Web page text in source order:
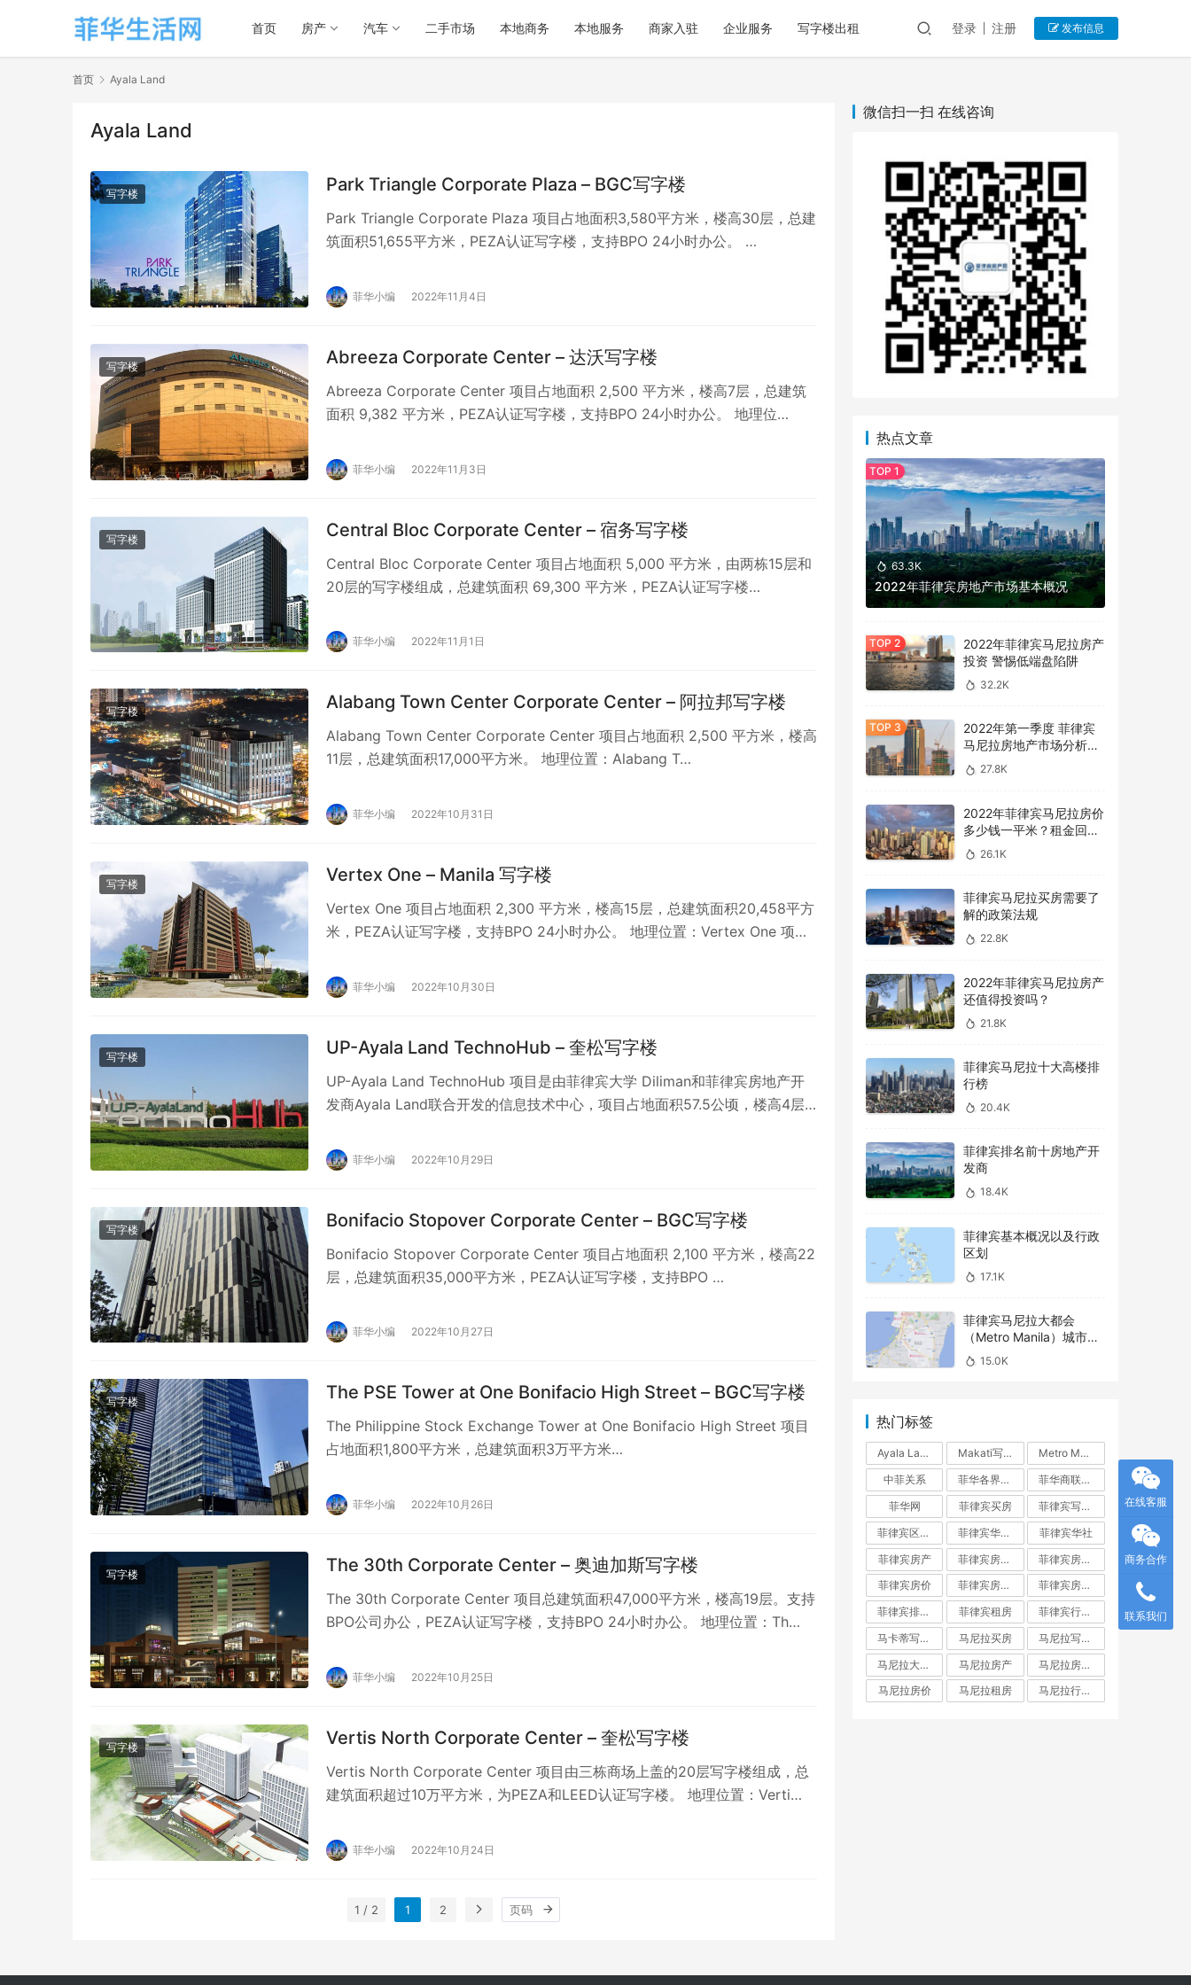
首页 房产 汽车 二手市场 本地商务 本地服务 商家入驻 企业服务 写字楼出租 登录 注册 发布信息
首页 Ayala Land
Ayala Land
写字楼 Park Triangle Corporate Plaza – BGC写字楼
Park Triangle Corporate Plaza 项目占地面积3,580平方米，楼高30层，总建
筑面积51,655平方米，PEZA认证写字楼，支持BPO 24小时办公。 …
菲华小编 2022年11月4日
写字楼 Abreeza Corporate Center – 达沃写字楼
Abreeza Corporate Center 项目占地面积 2,500 平方米，楼高7层，总建筑
面积 9,382 平方米，PEZA认证写字楼，支持BPO 24小时办公。 地理位…
菲华小编 2022年11月3日
写字楼 Central Bloc Corporate Center – 宿务写字楼
Central Bloc Corporate Center 项目占地面积 5,000 平方米，由两栋15层和
20层的写字楼组成，总建筑面积 69,300 平方米，PEZA认证写字楼…
菲华小编 2022年11月1日
写字楼 Alabang Town Center Corporate Center – 阿拉邦写字楼
Alabang Town Center Corporate Center 项目占地面积 2,500 平方米，楼高
11层，总建筑面积17,000平方米。 地理位置：Alabang T…
菲华小编 2022年10月31日
写字楼 Vertex One – Manila 写字楼
Vertex One 项目占地面积 2,300 平方米，楼高15层，总建筑面积20,458平方
米，PEZA认证写字楼，支持BPO 24小时办公。 地理位置：Vertex One 项…
菲华小编 2022年10月30日
写字楼 UP-Ayala Land TechnoHub – 奎松写字楼
UP-Ayala Land TechnoHub 项目是由菲律宾大学 Diliman和菲律宾房地产开
发商Ayala Land联合开发的信息技术中心，项目占地面积57.5公顷，楼高4层…
菲华小编 2022年10月29日
写字楼 Bonifacio Stopover Corporate Center – BGC写字楼
Bonifacio Stopover Corporate Center 项目占地面积 2,100 平方米，楼高22
层，总建筑面积35,000平方米，PEZA认证写字楼，支持BPO …
菲华小编 2022年10月27日
写字楼 The PSE Tower at One Bonifacio High Street – BGC写字楼
The Philippine Stock Exchange Tower at One Bonifacio High Street 项目
占地面积1,800平方米，总建筑面积3万平方米…
菲华小编 2022年10月26日
写字楼 The 30th Corporate Center – 奥迪加斯写字楼
The 30th Corporate Center 项目总建筑面积47,000平方米，楼高19层。支持
BPO公司办公，PEZA认证写字楼，支持BPO 24小时办公。 地理位置：Th…
菲华小编 2022年10月25日
写字楼 Vertis North Corporate Center – 奎松写字楼
Vertis North Corporate Center 项目由三栋商场上盖的20层写字楼组成，总
建筑面积超过10万平方米，为PEZA和LEED认证写字楼。 地理位置：Verti…
菲华小编 2022年10月24日
1 / 2 1 2
微信扫一扫 在线咨询
热点文章
63.3K
2022年菲律宾房地产市场基本概况
2022年菲律宾马尼拉房产
投资 警惕低端盘陷阱
32.2K
2022年第一季度 菲律宾
马尼拉房地产市场分析报
告
27.8K
2022年菲律宾马尼拉房价
多少钱一平米？租金回报
率怎么样？
26.1K
菲律宾马尼拉买房需要了
解的政策法规
22.8K
2022年菲律宾马尼拉房产
还值得投资吗？
21.8K
菲律宾马尼拉十大高楼排
行榜
20.4K
菲律宾排名前十房地产开
发商
18.4K
菲律宾基本概况以及行政
区划
17.1K
菲律宾马尼拉大都会
（Metro Manila）城市介
绍之 – Parañaque
15.0K
热门标签
Ayala Land Makati写字楼
Metro Manila
中菲关系
菲华各界联合会
菲华商联总会
菲华网
菲律宾买房
菲律宾写字楼
菲律宾区域指南
菲律宾华人网
菲律宾华社
菲律宾房产
菲律宾房产投资
菲律宾房产投资指南
菲律宾房价
菲律宾房地产
菲律宾房地产开发商
菲律宾排名前十房地产开发商
菲律宾租房
菲律宾行政区划
马卡蒂写字楼
马尼拉买房
马尼拉写字楼
马尼拉大都会
马尼拉房产
马尼拉房产投资
马尼拉房价
马尼拉租房 马尼拉行政区划
在线客服
商务合作
联系我们